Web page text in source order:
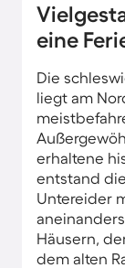
eine
Die
liegt am
erhaltene
entstand
Untereider
Häusern,
dem alten